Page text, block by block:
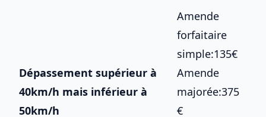
Dépassement supérieur à
40km/h mais inférieur à
50km/h
Amende
forfaitaire
simple:135€
Amende
majorée:375
€